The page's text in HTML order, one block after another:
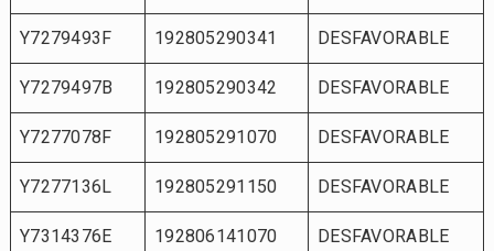
Y7279493F 192805290341 DESFAVORABLE
Y7279497B 192805290342 DESFAVORABLE
Y7277078F 192805291070 DESFAVORABLE
Y7277136L 192805291150 DESFAVORABLE
Y7314376E 192806141070 DESFAVORABLE